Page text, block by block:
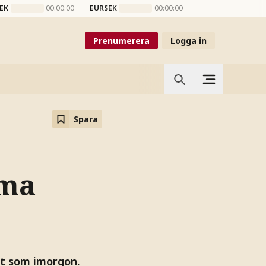
00:00:00 EURSEK 00:00:00
Prenumerera Logga in
Spara
som imorgon.